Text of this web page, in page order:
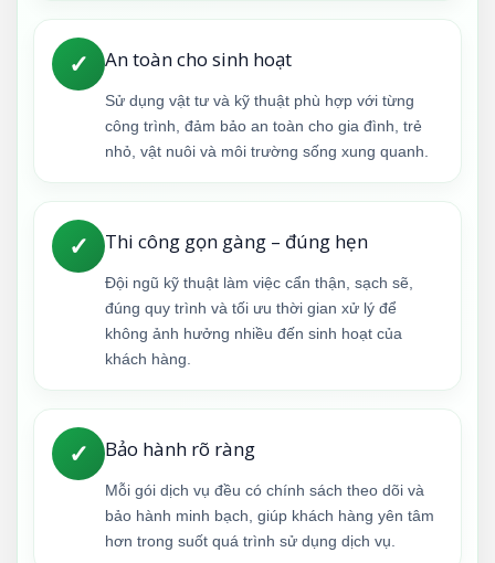
✓ An toàn cho sinh hoạt
Sử dụng vật tư và kỹ thuật phù hợp với từng
công trình, đảm bảo an toàn cho gia đình, trẻ
nhỏ, vật nuôi và môi trường sống xung quanh.
✓ Thi công gọn gàng – đúng hẹn
Đội ngũ kỹ thuật làm việc cẩn thận, sạch sẽ,
đúng quy trình và tối ưu thời gian xử lý để
không ảnh hưởng nhiều đến sinh hoạt của
khách hàng.
✓ Bảo hành rõ ràng
Mỗi gói dịch vụ đều có chính sách theo dõi và
bảo hành minh bạch, giúp khách hàng yên tâm
hơn trong suốt quá trình sử dụng dịch vụ.